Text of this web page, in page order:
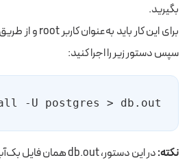
بگیرید.
سپس دستور زیر را اجرا کنید:
-U postgres > db.out
نکته:در این دستور، db.out همان فایل بک‌آپ از پایگاه داده است.